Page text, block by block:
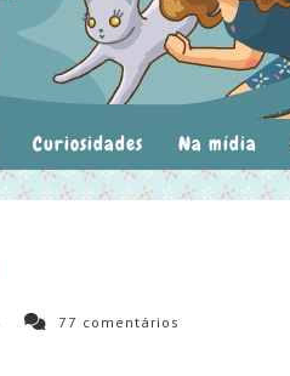
Curiosidades Na mídia
77 comentários